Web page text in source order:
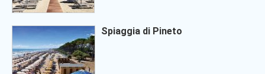
Spiaggia di Pineto